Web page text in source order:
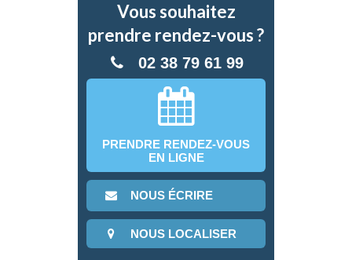
Vous souhaitez
prendre rendez-vous ?
02 38 79 61 99
PRENDRE RENDEZ-VOUS
EN LIGNE
NOUS ÉCRIRE
NOUS LOCALISER